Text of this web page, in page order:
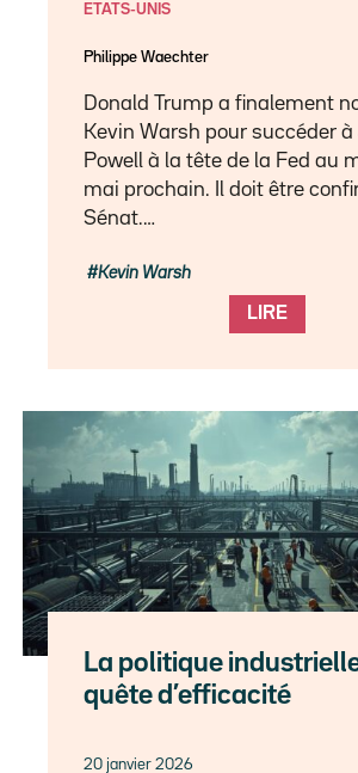
ETATS-UNIS
Philippe Waechter
Donald Trump a finalement
Kevin Warsh pour succéder
Powell à la tête de la Fed au
mai prochain. Il doit être
Sénat.…
LIRE
Kevin Warsh
La politique
quête d’efficacité
20 janvier 2026